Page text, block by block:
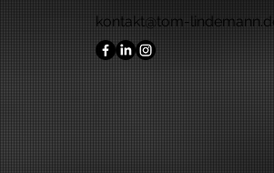
kontakt@tom-